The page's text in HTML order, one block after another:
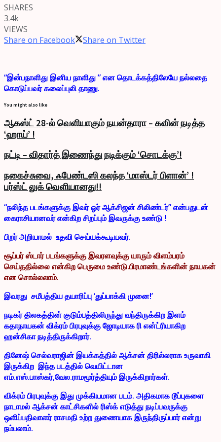
SHARES
3.4k
VIEWS
Share on Facebook
Share on Twitter
“இன்பநாளிது இனிய நாளிது ” என தொடக்கத்திலேயே நல்லதை
கொடுப்பவர் கலைப்புலி தாணு.
You might also like
ஆகஸ்ட் 28-ல் வெளியாகும் நயன்தாரா – கவின் நடித்த
‘ஹாய்’ !
நட்டி – விதார்த் இணைந்து நடிக்கும் ‘சொடக்கு’!
நகைச்சுவை, ஃபேண்டஸி கலந்த ‘மாஸ்டர் பிளான்’ !
பர்ஸ்ட் லுக் வெளியானது!!
“நலிந்த படங்களுக்கு இவர் ஓர் ஆக்சிஜன் சிலிண்டர்” என்பதுடன்
கைராசியானவர் என்கிற சிறப்பும் இவருக்கு உண்டு !
பிறர் அறியாமல் உதவி செய்யக்கூடியவர்.
சூப்பர் ஸ்டார் படங்களுக்கு இவரளவுக்கு யாரும் விளம்பரம்
செய்ததில்லை என்கிற பெருமை உண்டு.பிரமாண்டங்களின் நாயகன்
என சொல்லலாம்.
இவரது சமீபத்திய தயாரிப்பு ‘துப்பாக்கி முனை!’
நடிகர் திலகத்தின் குடும்பத்திலிருந்து வந்திருக்கிற இளம்
கதாநாயகன் விக்ரம் பிரபுவுக்கு ஜோடியாக ரி என்ட்ரியாகிற
ஹன்சிகா நடித்திருக்கிறார்.
தினேஷ் செல்வராஜின் இயக்கத்தில் ஆக்சன் திரில்லராக உருவாகி
இருக்கிற இந்த படத்தில் வெயிட்டான
எம்.எஸ்.பாஸ்கர்,வேல.ராமமூர்த்தியும் இருக்கிறார்கள்.
விக்ரம் பிரபுவுக்கு இது முக்கியமான படம். அதிகமாக டூப்புகளை
நாடாமல் ஆக்சன் காட்சிகளில் ரிஸ்க் எடுத்து நடிப்பவருக்கு
ஒளிப்பதிவாளர் ராசமதி உற்ற துணையாக இருந்திருப்பார் என்று
நம்பலாம்.